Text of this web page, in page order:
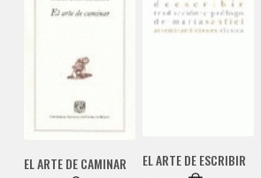
EL ARTE DE CAMINAR EL ARTE DE ESCRIBIR